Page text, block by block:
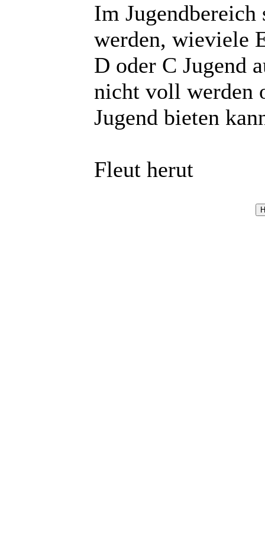
Im
werden, wieviele
D oder C Jugend
nicht voll werden
Jugend bieten
Fleut herut